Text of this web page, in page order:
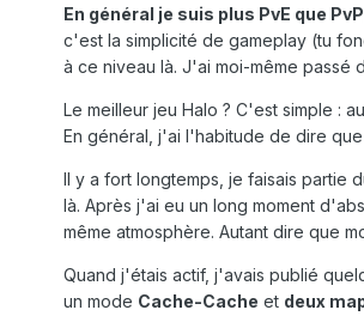
En général je suis plus PvE que PvP
c'est la simplicité de gameplay (tu
à ce niveau là. J'ai moi-même passé
Le meilleur jeu Halo ? C'est simple :
En général, j'ai l'habitude de dire
Il y a fort longtemps, je faisais partie
là. Après j'ai eu un long moment
même atmosphère. Autant dire que
Quand j'étais actif, j'avais publié
un mode Cache-Cache et deux